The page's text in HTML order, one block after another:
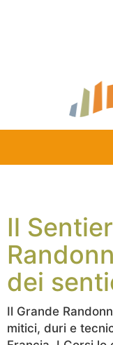
Il
dei
Il Grande
mitici, duri e